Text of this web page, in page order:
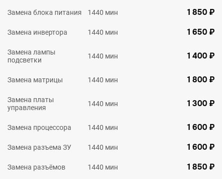
Замена блока питания 1440 мин 1 850 ₽
Замена инвертора 1440 мин 1 650 ₽
Замена лампы
подсветки
1440 мин 1 400 ₽
Замена матрицы 1440 мин 1 800 ₽
Замена платы
управления
1440 мин 1 300 ₽
Замена процессора 1440 мин 1 600 ₽
Замена разъема ЗУ 1440 мин 1 600 ₽
Замена разъёмов 1440 мин 1 850 ₽